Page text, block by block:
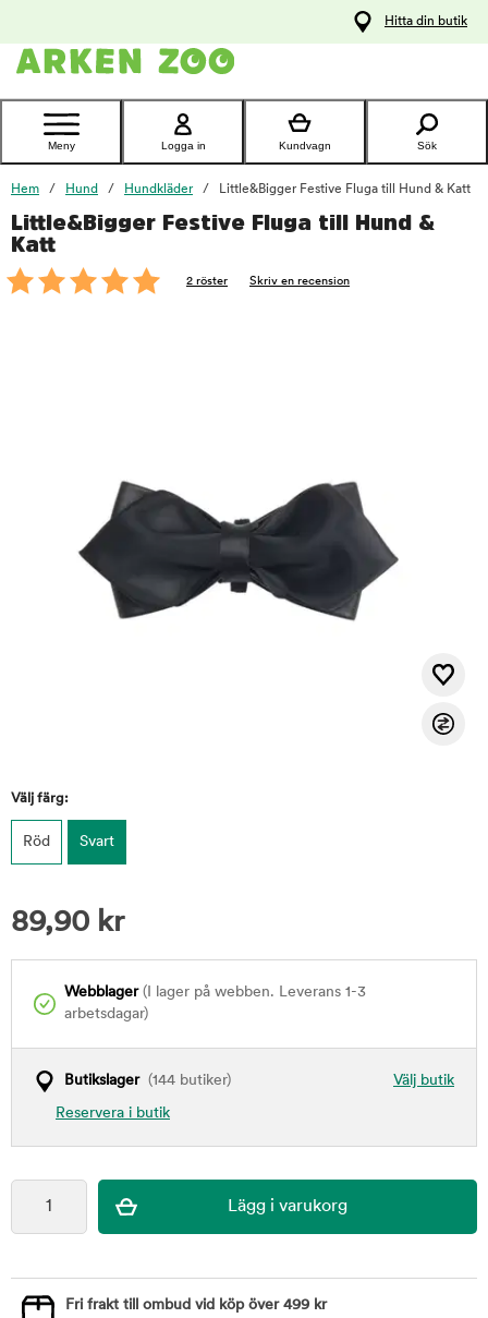
Kontakta
Hitta din butik
Meny Logga in Kundvagn Sök
Hem Hund Hundkläder Little&Bigger Festive Fluga till Hund & Katt
Little&Bigger Festive Fluga till Hund &
Katt
2 röster Skriv en recension
Välj färg:
Röd Svart
89,90 kr
Webblager(I lager på webben. Leverans 1-3
arbetsdagar)
Välj butik
Butikslager(144 butiker)
Reservera i butik
foo
Fri frakt till ombud vid köp över 499 kr